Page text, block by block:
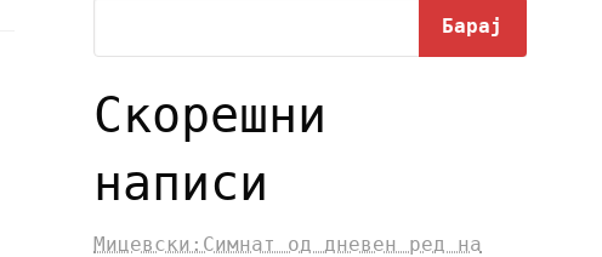
Барај
Скорешни
написи
Мицевски:Симнат од дневен ред на